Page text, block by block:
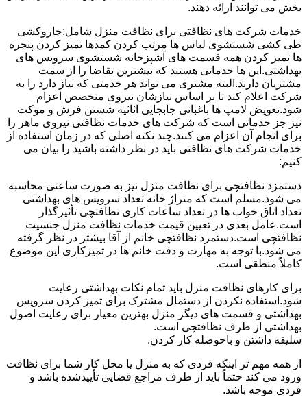
بخش می توانند ارائه دهند.
خدمات شرکت های نظافتی برای نظافت منزل شامل:جاروکشی
طی کشی شستشوی لباس ها مرتب کردن کمدها تمیز کردن پنجره
ها تمیز کردن همه قسمت های آشپزخانه شستشوی سرویس های
بهداشتی.این ها خدماتی هستند که بیشترین تقاضا را از سمت
مشتریان دارند.البته مشتری می تواند هر خدمتی که نیاز دارد را به
شرکت اعلام کند تا بر اساس نیازشان نیروی متخصص اعزام
شود.تعویض لامپ ها باغبانی جابجایی اثاثیه شستن فرش و موکت
نیز جز خدماتی است که شرکت های خدمات نظافتی نیروی ماهر را
برای انجام آن اعزام می کنند.چند نکته اصلی که در زمان استفاده از
خدمات شرکت های نظافتی باید در نظر داشته باشید را بیان می
کنیم:
دستمزد نظافتچی برای نظافت منزل نیز به صورت ساعتی محاسبه
می شود.مسلم است که متراژ خانه تعداد سرویس های بهداشتی
تعداد اتاق خواب ها در تعداد ساعات کاری نظافتچی تأثیرگذار
است.عامل بعدی در تعیین قیمت خدمات نظافت منزل جنسیت
نظافتچی است.دستمزد نظافتچی خانم از آقا بیشتر در نظر گرفته
می شود.با توجه به مهارت و دقت خانم ها در تمیزکاری این موضوع
کاملاً منطقی است.
برای کارهای نظافت منزل باید تمام نکات بهداشتی رعایت
شود.استفاده نکردن از دستمال مشترک برای تمیز کردن سرویس
بهداشتی و قسمت های دیگر منزل بهترین معیار برای رعایت اصول
بهداشتی از طرف نظافتچی است.
سلیقه داشتن و باحوصله کار کردن.
از همه مهم تر اینکه فردی که به منزل یا محل کار شما برای نظافت
ورود می کند حتماً باید از طرف مراجع قضایی تأییدشده باشد و
فردی موجه باشد.